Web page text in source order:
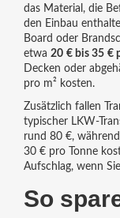
das Material, die
den Einbau
Board oder
etwa 20 € bis 35 €
Decken oder
pro m² kosten.
Zusätzlich fallen
typischer
rund 80 €,
30 € pro Tonne
Aufschlag, wenn
So